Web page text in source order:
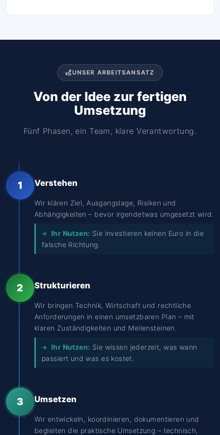
UNSER ARBEITSANSATZ
Von der Idee zur fertigen
Umsetzung
Fünf Phasen, ein Team, klare Verantwortung.
1 Verstehen
Wir klären Ziel, Ausgangslage, Risiken und
Abhängigkeiten – bevor irgendetwas umgesetzt wird.
Ihr Nutzen: Sie investieren keinen Euro in die
falsche Richtung.
2 Strukturieren
Wir bringen Technik, Wirtschaft und rechtliche
Anforderungen in einen umsetzbaren Plan – mit
klaren Zuständigkeiten und Meilensteinen.
Ihr Nutzen: Sie wissen jederzeit, was wann
passiert und was es kostet.
3 Umsetzen
Wir entwickeln, koordinieren, dokumentieren und
begleiten die praktische Umsetzung – technisch,